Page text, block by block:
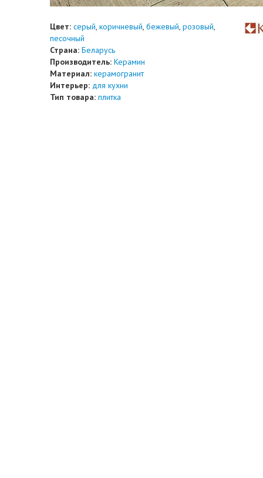
Цвет: серый, коричневый, бежевый, розовый,
песочный
Страна: Беларусь
Производитель: Керамин
Материал: керамогранит
Интерьер: для кухни
Тип товара: плитка